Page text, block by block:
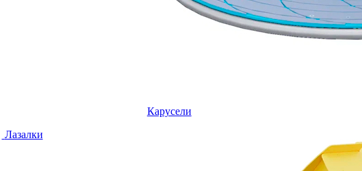
Карусели
Лазалки